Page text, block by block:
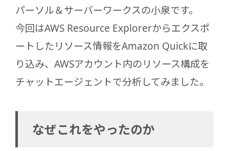
パーソル＆サーバーワークスの小泉です。
今回はAWS Resource Explorerからエクスポ
ートしたリソース情報をAmazon Quickに取
り込み、AWSアカウント内のリソース構成を
チャットエージェントで分析してみました。
なぜこれをやったのか